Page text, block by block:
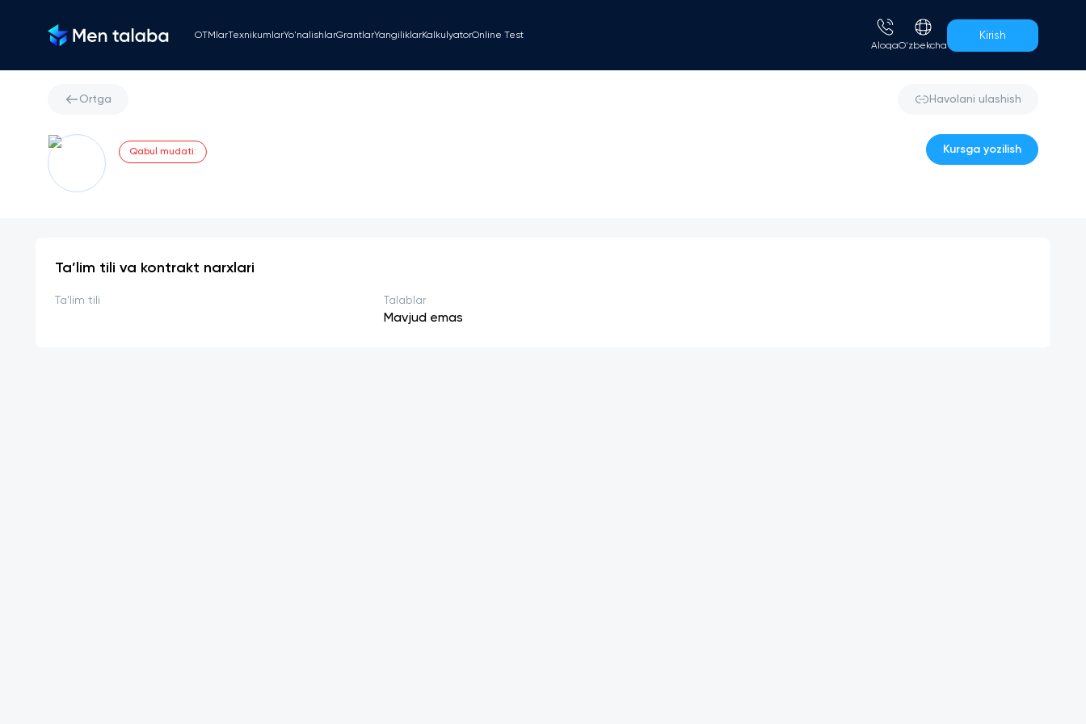
OTMlarTexnikumlarYo'nalishlarGrantlarYangiliklarKalkulyatorOnline Test
AloqaO'zbekcha
Kirish
Ortga Havolani ulashish
Kursga yozilish
Qabul mudati:
Ta’lim tili va kontrakt narxlari
Ta'lim tili Talablar
Mavjud emas